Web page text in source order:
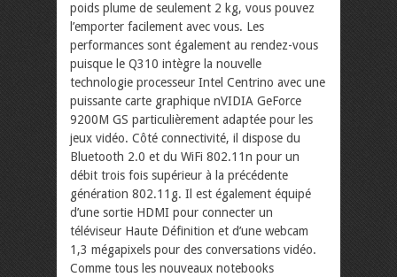
poids plume de seulement 2 kg, vous pouvez
l’emporter facilement avec vous. Les
performances sont également au rendez-vous
puisque le Q310 intègre la nouvelle
technologie processeur Intel Centrino avec une
puissante carte graphique nVIDIA GeForce
9200M GS particulièrement adaptée pour les
jeux vidéo. Côté connectivité, il dispose du
Bluetooth 2.0 et du WiFi 802.11n pour un
débit trois fois supérieur à la précédente
génération 802.11g. Il est également équipé
d’une sortie HDMI pour connecter un
téléviseur Haute Définition et d’une webcam
1,3 mégapixels pour des conversations vidéo.
Comme tous les nouveaux notebooks